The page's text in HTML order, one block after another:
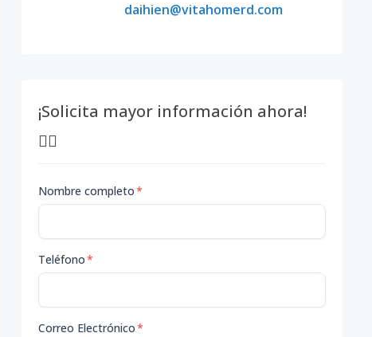
daihien@vitahomerd.com
¡Solicita mayor información ahora!
👇🏽
Nombre completo*
Teléfono*
Correo Electrónico*